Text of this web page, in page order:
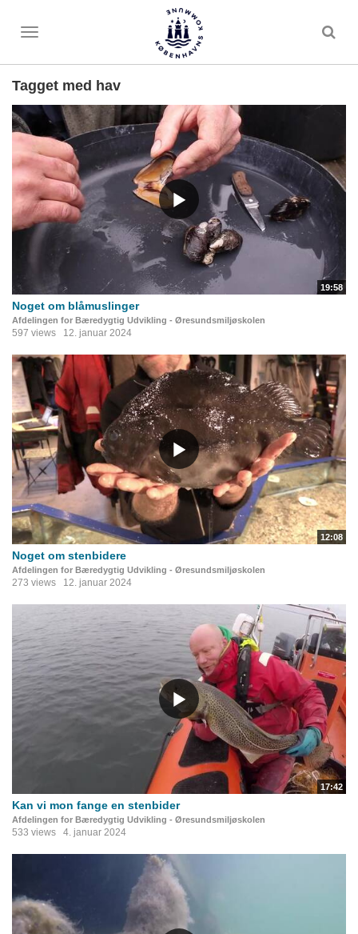
Toggle
Tagget med hav
19:58
Noget om blåmuslinger
Afdelingen for Bæredygtig Udvikling - Øresundsmiljøskolen
597 views 12. januar 2024
12:08
Noget om stenbidere
Afdelingen for Bæredygtig Udvikling - Øresundsmiljøskolen
273 views 12. januar 2024
17:42
Kan vi mon fange en stenbider
Afdelingen for Bæredygtig Udvikling - Øresundsmiljøskolen
533 views 4. januar 2024